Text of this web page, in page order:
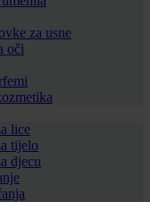
za usne
oči
lice
tijelo
djecu